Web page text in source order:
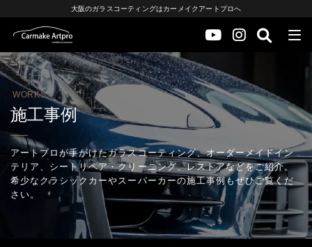
大阪のガラスコーティングはカーメイクアートプロへ
WORKS
施工事例
アートプロが手がけたガラスコーティング、オーダーメイドイン
テリア、シートリペア・クリーニング、レストアなどをご紹介。
希少なクラシックカーやスーパーカーの施工事例もぜひご覧くだ
さい。